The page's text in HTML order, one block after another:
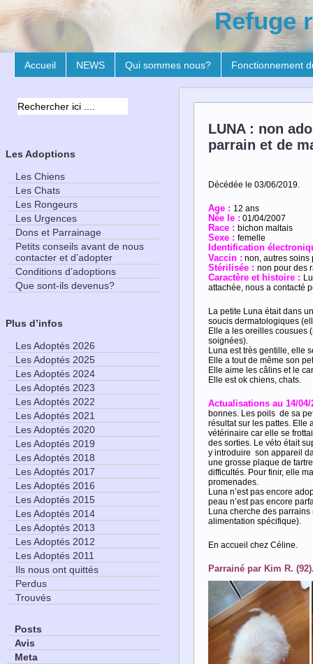
Refuge
Accueil NEWS Qui sommes nous? Fonctionnement
LUNA : non
parrain et de
Décédée le 03/06/2019.
Age : 12 ans
Née le : 01/04/2007
Race : bichon maltais
Sexe : femelle
Identification
Vaccin : non, autres soins
Stérilisée : non pour des
Caractère et histoire :
attachée, nous a contacté
La petite Luna était dans
soucis dermatologiques
Elle a les oreilles cousues
soignées).
Luna est très gentille, elle
Elle a tout de même son
Elle aime les câlins et le
Elle est ok chiens, chats.
Actualisations au 14/
bonnes. Les poils de sa
résultat sur les pattes. Elle
vétérinaire car elle se
des sorties. Le véto était
y introduire son appareil
une grosse plaque de
difficultés. Pour finir, elle
promenades.
Luna n’est pas encore
peau n’est pas encore
Luna cherche des
alimentation spécifique).
En accueil chez Céline.
Parrainé par Kim R.
Les Adoptions
Les Chiens
Les Chats
Les Rongeurs
Les Urgences
Dons et Parrainage
Petits conseils avant de nous
contacter et d’adopter
Conditions d’adoptions
Que sont-ils devenus?
Plus d’infos
Les Adoptés 2026
Les Adoptés 2025
Les Adoptés 2024
Les Adoptés 2023
Les Adoptés 2022
Les Adoptés 2021
Les Adoptés 2020
Les Adoptés 2019
Les Adoptés 2018
Les Adoptés 2017
Les Adoptés 2016
Les Adoptés 2015
Les Adoptés 2014
Les Adoptés 2013
Les Adoptés 2012
Les Adoptés 2011
Ils nous ont quittés
Perdus
Trouvés
Posts
Avis
Meta